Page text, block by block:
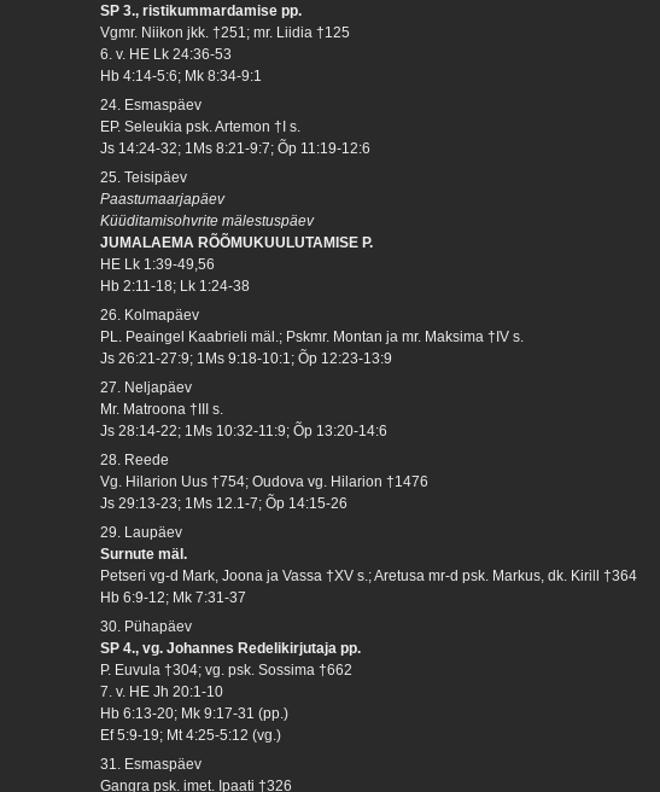
SP 3., ristikummardamise pp.
Vgmr. Niikon jkk. †251; mr. Liidia †125
6. v. HE Lk 24:36-53
Hb 4:14-5:6; Mk 8:34-9:1
24. Esmaspäev
EP. Seleukia psk. Artemon †I s.
Js 14:24-32; 1Ms 8:21-9:7; Õp 11:19-12:6
25. Teisipäev
Paastumaarjapäev
Küüditamisohvrite mälestuspäev
JUMALAEMA RÕÕMUKUULUTAMISE P.
HE Lk 1:39-49,56
Hb 2:11-18; Lk 1:24-38
26. Kolmapäev
PL. Peaingel Kaabrieli mäl.; Pskmr. Montan ja mr. Maksima †IV s.
Js 26:21-27:9; 1Ms 9:18-10:1; Õp 12:23-13:9
27. Neljapäev
Mr. Matroona †III s.
Js 28:14-22; 1Ms 10:32-11:9; Õp 13:20-14:6
28. Reede
Vg. Hilarion Uus †754; Oudova vg. Hilarion †1476
Js 29:13-23; 1Ms 12.1-7; Õp 14:15-26
29. Laupäev
Surnute mäl.
Petseri vg-d Mark, Joona ja Vassa †XV s.; Aretusa mr-d psk. Markus, dk. Kirill †364
Hb 6:9-12; Mk 7:31-37
30. Pühapäev
SP 4., vg. Johannes Redelikirjutaja pp.
P. Euvula †304; vg. psk. Sossima †662
7. v. HE Jh 20:1-10
Hb 6:13-20; Mk 9:17-31 (pp.)
Ef 5:9-19; Mt 4:25-5:12 (vg.)
31. Esmaspäev
Gangra psk. imet. Ipaati †326